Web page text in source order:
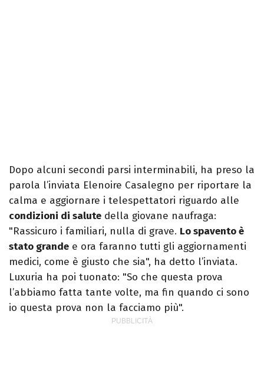
Dopo alcuni secondi parsi interminabili, ha preso la
parola l’inviata Elenoire Casalegno per riportare la
calma e aggiornare i telespettatori riguardo alle
condizioni di salute della giovane naufraga:
"Rassicuro i familiari, nulla di grave. Lo spavento è
stato grande e ora faranno tutti gli aggiornamenti
medici, come è giusto che sia", ha detto l’inviata.
Luxuria ha poi tuonato: "So che questa prova
l’abbiamo fatta tante volte, ma fin quando ci sono
io questa prova non la facciamo più".